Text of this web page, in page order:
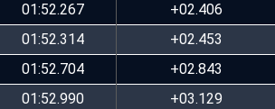
01:52.267 +02.406
01:52.314 +02.453
01:52.704 +02.843
01:52.990 +03.129